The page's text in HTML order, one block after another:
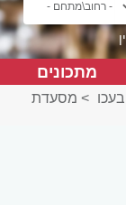
מתכונים
> מסעדת